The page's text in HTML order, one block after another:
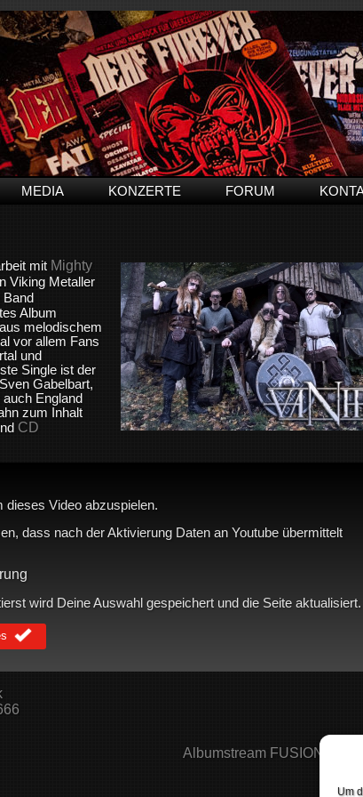
Um
MEDIA KONZERTE FORUM
mit Mighty
Viking Metaller
Album
melodischem
vor allem Fans
und
Single ist der
Gabelbart,
England
zum Inhalt
CD
dieses Video abzuspielen.
dass nach der Aktivierung Daten an Youtube übermittelt
wird Deine Auswahl gespeichert und die Seite aktualisiert.
Albumstream FUSION